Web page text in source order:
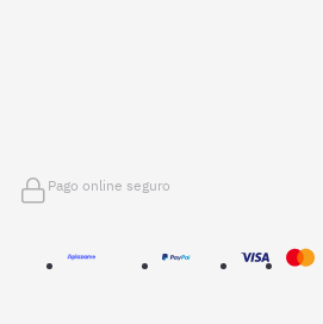
Pago online seguro